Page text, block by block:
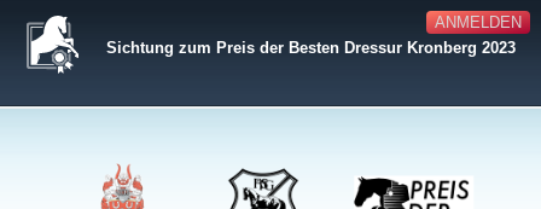
ANMELDEN
Sichtung zum Preis der Besten Dressur Kronberg 2023